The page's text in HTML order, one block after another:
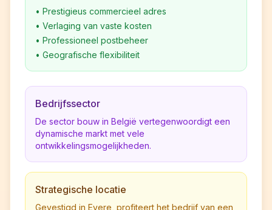
• Prestigieus commercieel adres
• Verlaging van vaste kosten
• Professioneel postbeheer
• Geografische flexibiliteit
Bedrijfssector
De sector bouw in België vertegenwoordigt een
dynamische markt met vele
ontwikkelingsmogelijkheden.
Strategische locatie
Gevestigd in Evere, profiteert het bedrijf van een